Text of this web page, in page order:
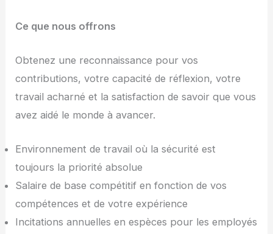
Ce que nous offrons
Obtenez une reconnaissance pour vos
contributions, votre capacité de réflexion, votre
travail acharné et la satisfaction de savoir que vous
avez aidé le monde à avancer.
Environnement de travail où la sécurité est
toujours la priorité absolue
Salaire de base compétitif en fonction de vos
compétences et de votre expérience
Incitations annuelles en espèces pour les employés